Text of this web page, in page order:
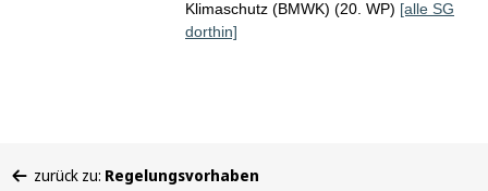
Klimaschutz (BMWK) (20. WP) [alle SG
dorthin]
zurück zu: Regelungsvorhaben